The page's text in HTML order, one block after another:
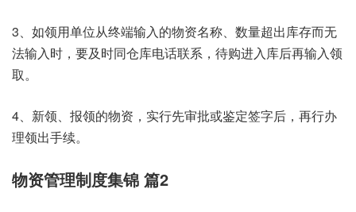
3、如领用单位从终端输入的物资名称、数量超出库存而无
法输入时，要及时同仓库电话联系，待购进入库后再输入领
取。
4、新领、报领的物资，实行先审批或鉴定签字后，再行办
理领出手续。
物资管理制度集锦 篇2